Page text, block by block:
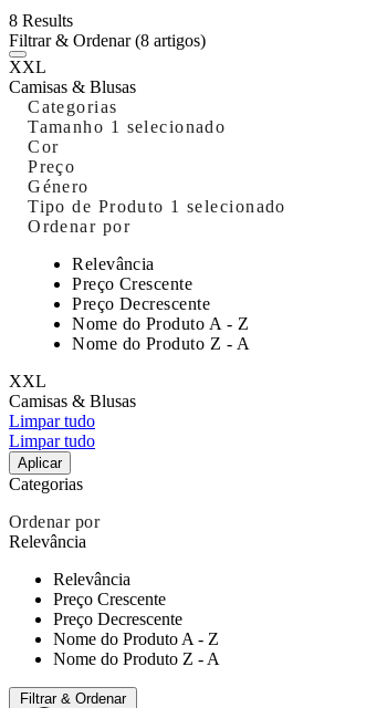
8 Results
Filtrar & Ordenar(8 artigos)
XXL
Camisas & Blusas
Categorias
Tamanho 1 selecionado
Cor
Preço
Género
Tipo de Produto 1 selecionado
Ordenar por
Relevância
Preço Crescente
Preço Decrescente
Nome do Produto A - Z
Nome do Produto Z - A
XXL
Camisas & Blusas
Limpar tudo
Limpar tudo
Aplicar
Categorias
Ordenar por
Relevância
Relevância
Preço Crescente
Preço Decrescente
Nome do Produto A - Z
Nome do Produto Z - A
Filtrar & Ordenar